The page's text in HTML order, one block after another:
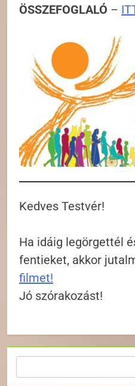
ÖSSZEFOGLALÓ –
Kedves Testvér!
Ha idáig legörgettél
fentieket, akkor
filmet!
Jó szórakozást!